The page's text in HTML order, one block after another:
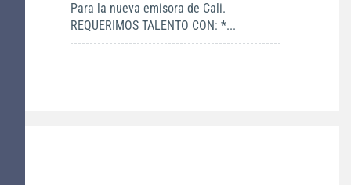
Para la nueva emisora de Cali.
REQUERIMOS TALENTO CON: *...